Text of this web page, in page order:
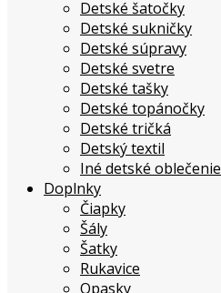
Detské šatočky
Detské sukničky
Detské súpravy
Detské svetre
Detské tašky
Detské topánočky
Detské tričká
Detský textil
Iné detské oblečenie
Doplnky
Čiapky
Šály
Šatky
Rukavice
Opasky